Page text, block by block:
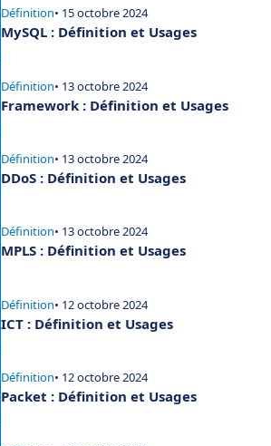
Définition• 15 octobre 2024
MySQL : Définition et Usages
Définition• 13 octobre 2024
Framework : Définition et Usages
Définition• 13 octobre 2024
DDoS : Définition et Usages
Définition• 13 octobre 2024
MPLS : Définition et Usages
Définition• 12 octobre 2024
ICT : Définition et Usages
Définition• 12 octobre 2024
Packet : Définition et Usages